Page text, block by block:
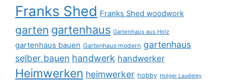
Franks Shed Franks Shed woodwork
garten gartenhaus Gartenhaus aus Holz
gartenhaus bauen Gartenhaus modern gartenhaus
selber bauen handwerk handwerker
Heimwerken heimwerker hobby Holger Laudeley